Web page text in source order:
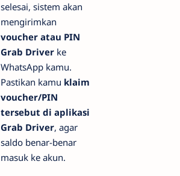
selesai, sistem akan
mengirimkan
voucher atau PIN
Grab Driver ke
WhatsApp kamu.
Pastikan kamu klaim
voucher/PIN
tersebut di aplikasi
Grab Driver, agar
saldo benar-benar
masuk ke akun.